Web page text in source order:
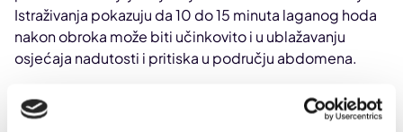
Istraživanja pokazuju da 10 do 15 minuta laganog hoda
nakon obroka može biti učinkovito i u ublažavanju
osjećaja nadutosti i pritiska u području abdomena.
Ukakvu